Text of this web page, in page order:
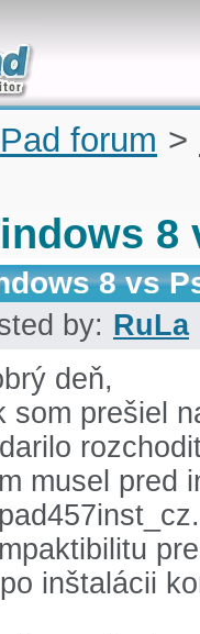
forum >
8
8 vs
by: RuLa
deň,
som prešiel
musel pred
inštalácii